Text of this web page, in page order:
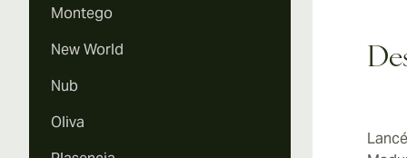
Montego
New World
Nub
Oliva